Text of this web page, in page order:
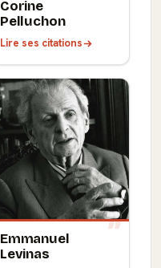
Corine
Pelluchon
Lire ses citations
Emmanuel
Levinas